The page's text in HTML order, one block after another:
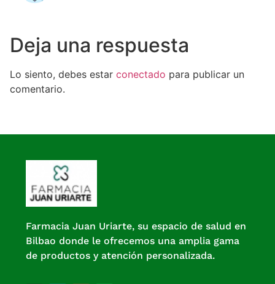
Deja una respuesta
Lo siento, debes estar conectado para publicar un
comentario.
Farmacia Juan Uriarte, su espacio de salud en
Bilbao donde le ofrecemos una amplia gama
de productos y atención personalizada.